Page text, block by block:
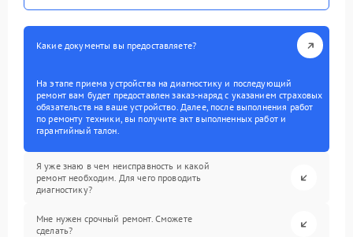
Какие документы вы предоставляете?
На этапе приема устройства на диагностику и последующий
ремонт вам будет предоставлен заказ-наряд с указанием страховых
обязательств на ваше устройство. Далее, после выполнения работ
по ремонту техники, вы получите акт выполненных работ и
гарантийный талон.
Я уже знаю в чем неисправность и какой
ремонт необходим. Для чего проводить
диагностику?
Мне нужен срочный ремонт. Сможете
сделать?